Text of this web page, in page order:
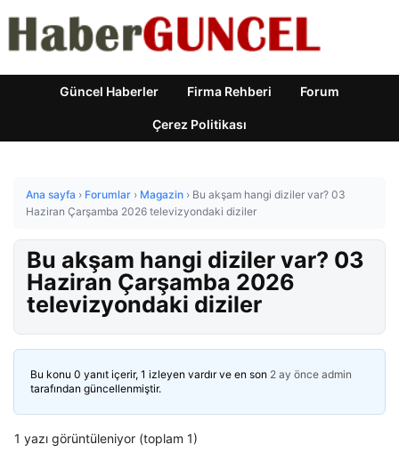
Güncel Haberler Firma Rehberi Forum
Çerez Politikası
Ana sayfa › Forumlar › Magazin › Bu akşam hangi diziler var? 03
Haziran Çarşamba 2026 televizyondaki diziler
Bu akşam hangi diziler var? 03
Haziran Çarşamba 2026
televizyondaki diziler
Bu konu 0 yanıt içerir, 1 izleyen vardır ve en son 2 ay önce admin
tarafından güncellenmiştir.
1 yazı görüntüleniyor (toplam 1)